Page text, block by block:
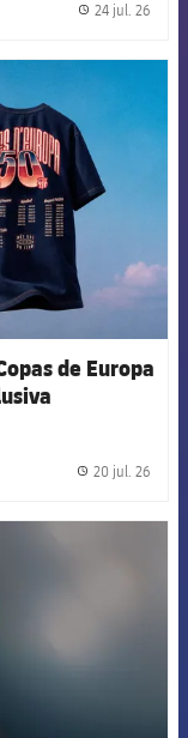
24 jul. 26
de Europa
20 jul. 26